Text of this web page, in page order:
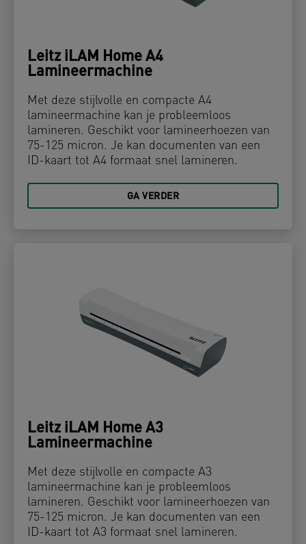
Leitz iLAM Home A4
Lamineermachine
Met deze stijlvolle en compacte A4
lamineermachine kan je probleemloos
lamineren. Geschikt voor lamineerhoezen van
75-125 micron. Je kan documenten van een
ID-kaart tot A4 formaat snel lamineren.
GA VERDER
Leitz iLAM Home A3
Lamineermachine
Met deze stijlvolle en compacte A3
lamineermachine kan je probleemloos
lamineren. Geschikt voor lamineerhoezen van
75-125 micron. Je kan documenten van een
ID-kaart tot A3 formaat snel lamineren.